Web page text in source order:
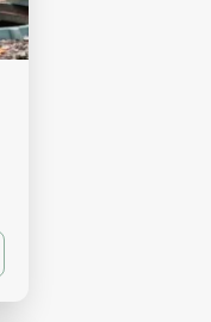
557554000